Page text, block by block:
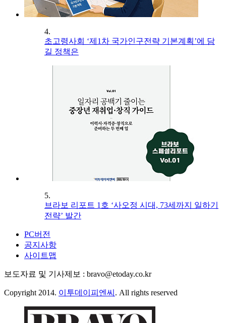
4.
초고령사회 ‘제1차 국가인구전략 기본계획’에 담
길 정책은
5.
브라보 리포트 1호 ‘사오정 시대, 73세까지 일하기
전략’ 발간
PC버전
공지사항
사이트맵
보도자료 및 기사제보 : bravo@etoday.co.kr
Copyright 2014. 이투데이피엔씨 . All rights reserved